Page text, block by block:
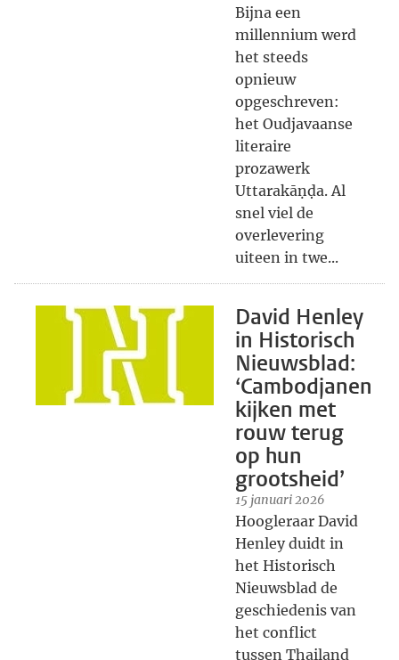
Bijna een
millennium werd
het steeds
opnieuw
opgeschreven:
het Oudjavaanse
literaire
prozawerk
Uttarakāṇḍa. Al
snel viel de
overlevering
uiteen in twe...
David Henley
in Historisch
Nieuwsblad:
‘Cambodjanen
kijken met
rouw terug
op hun
grootsheid’
15 januari 2026
Hoogleraar David
Henley duidt in
het Historisch
Nieuwsblad de
geschiedenis van
het conflict
tussen Thailand